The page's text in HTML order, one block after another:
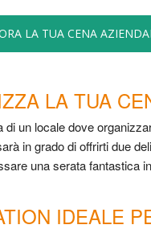
LA TUA CENA
LA TUA
di un locale dove
in grado di offrirti due
una serata fantastica
IDEALE